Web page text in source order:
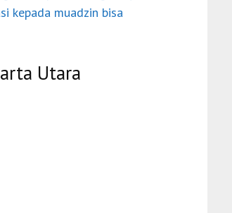
kepada muadzin bisa
Utara